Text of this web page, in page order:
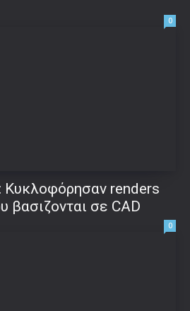
0
Κυκλοφόρησαν renders
βασιζονται σε CAD
0